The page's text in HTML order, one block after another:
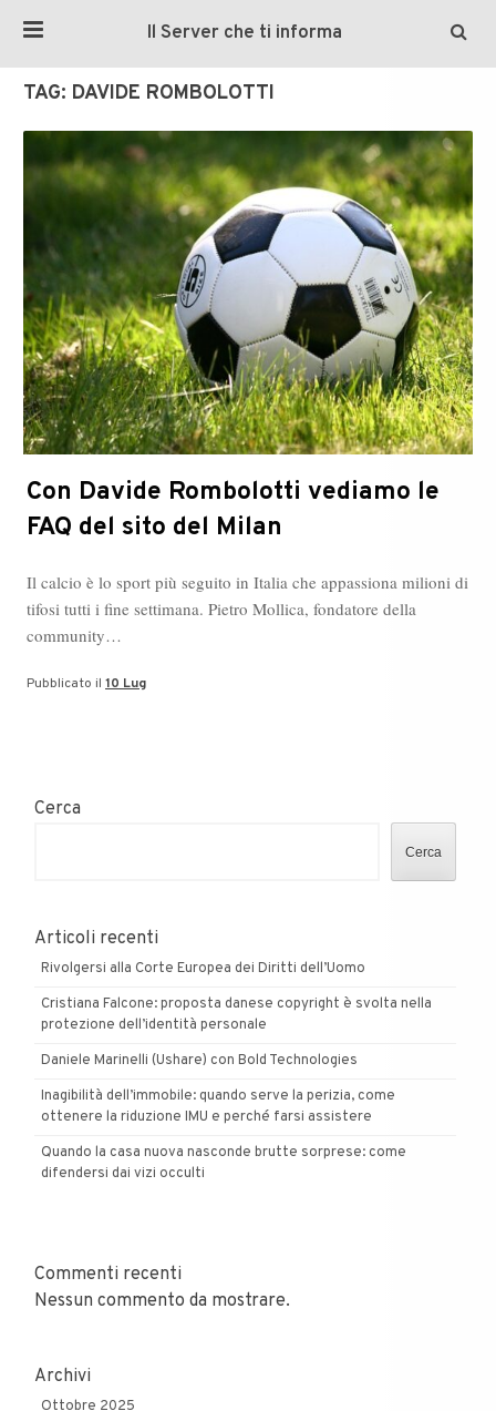
Il Server che ti informa
TAG: DAVIDE ROMBOLOTTI
Con Davide Rombolotti vediamo le
FAQ del sito del Milan
Il calcio è lo sport più seguito in Italia che appassiona milioni di
tifosi tutti i fine settimana. Pietro Mollica, fondatore della
community…
Pubblicato il 10 Lug
Cerca
Cerca
Articoli recenti
Rivolgersi alla Corte Europea dei Diritti dell’Uomo
Cristiana Falcone: proposta danese copyright è svolta nella
protezione dell’identità personale
Daniele Marinelli (Ushare) con Bold Technologies
Inagibilità dell’immobile: quando serve la perizia, come
ottenere la riduzione IMU e perché farsi assistere
Quando la casa nuova nasconde brutte sorprese: come
difendersi dai vizi occulti
Commenti recenti
Nessun commento da mostrare.
Archivi
Ottobre 2025